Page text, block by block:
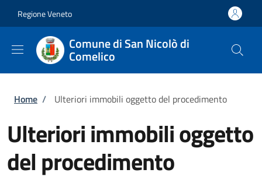
Regione Veneto
Comune di San Nicolò di
Comelico
Briciole di pane
Home / Ulteriori immobili oggetto del procedimento
Ulteriori immobili oggetto
del procedimento